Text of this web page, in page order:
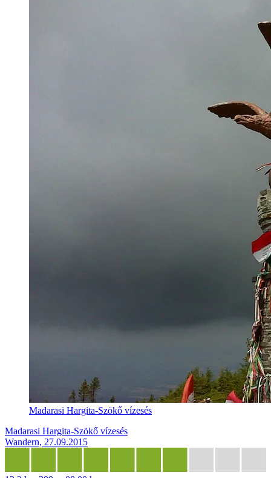
Madarasi Hargita-Szökő vízesés
Madarasi Hargita-Szökő vízesés
Wandern, 27.09.2015